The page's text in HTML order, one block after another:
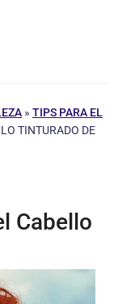
» TIPS PARA EL
TINTURADO DE
Cabello